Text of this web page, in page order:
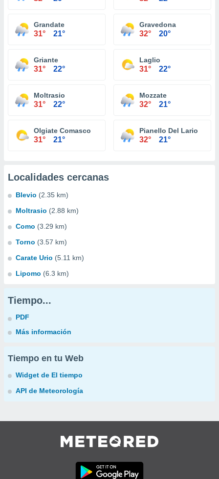
Grandate
31° 21°
Gravedona
32° 20°
Griante
31° 22°
Laglio
31° 22°
Moltrasio
31° 22°
Mozzate
32° 21°
Olgiate Comasco
31° 21°
Pianello Del Lario
32° 21°
Localidades cercanas
Blevio (2.35 km)
Moltrasio (2.88 km)
Como (3.29 km)
Torno (3.57 km)
Carate Urio (5.11 km)
Lipomo (6.3 km)
Tiempo...
PDF
Más información
Tiempo en tu Web
Widget de El tiempo
API de Meteorología